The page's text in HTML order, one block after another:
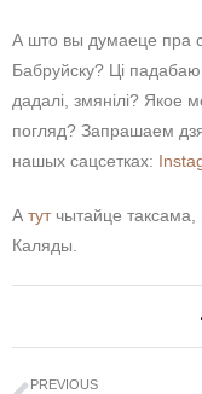
А што вы думаеце пра
Бабруйску? Ці
дадалі, змянілі?
погляд? Запрашаем
нашых сацсетках:
А тутчытайце таксама,
Каляды.
PREVIOUS